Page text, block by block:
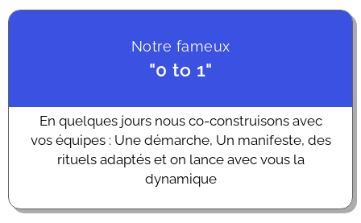
Notre fameux
"0 to 1"
En quelques jours nous co-construisons avec
vos équipes : Une démarche, Un manifeste, des
rituels adaptés et on lance avec vous la
dynamique